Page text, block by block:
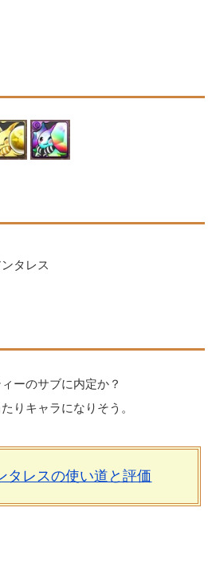
タレス
ーのサブに内定か？
りキャラになりそう。
タレスの使い道と評価